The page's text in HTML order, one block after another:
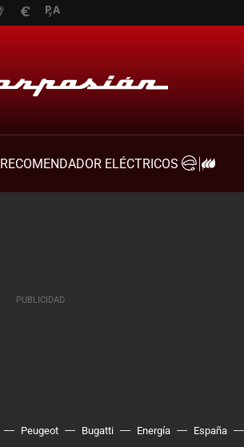
RECOMENDADOR ELÉCTRICOS
Peugeot Bugatti Energía España